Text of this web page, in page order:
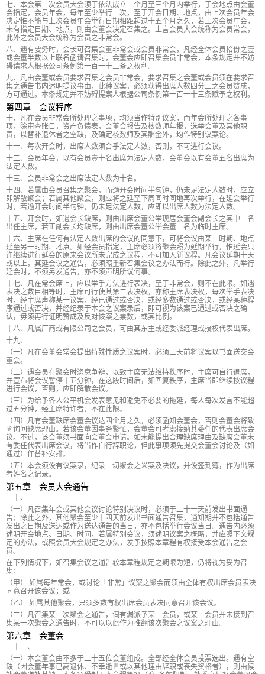
七、本会第一次会员大会须于依法成立一个月至三个月内举行，于会地点由会董
会指定，会员年会，每年至少举行一次，至于开会日期、地点，由上次会员年会
决定惟不能与上次会员年会举行日期相距超过十五个月之久，若上次会员年会，
未有指定日期、地点，则由会董会决定召集之。上言会员大会统称为会员常会，
此外之会员大会统称为会员之非常会。
八、遇有要务时，会长可召集会董非常会或会员非常会，凡经全体会员拾份之壹
或会董半数以上联名函请召集时，会董会应即召集会员非常会，本条规定并不妨
碍请求人根据公司条例第一百一十三条之权利。
九、凡由会董或会员要求召集之会员非常会，要求召集之会董或会员须在要求召
集之通告书内述明提议事由，此种议案，必须获得出席人数四分三之会员赞成，
方可通过。本条规定并不妨碍提案人根据公司条例第一百一十三条赋予之权利。
第四章 会议程序
十、凡在会员非常会所处理之事项，均须当作特别议案，而年会所处理之各事
项，除审查账目，资产负债表，会董会报告及核数师年报，选举会董及其他职
员，以替补退休者之空缺，及确定核数师及其酬金外，均作特别议案论。
十一、每次开会时，出席人数须合乎法定人数，否则，不可进行会议。
十二、会员年会，以有会员壹十名出席为法定人数，会董会以有会董五名出席为
法定人数。
十三、会员非常会之出席法定人数为十名。
十四、若属由会员召集之聚会，而逾开会时间半句钟，仍未足法定人数时，应立
即解散聚会；若属其他聚会，则应将之延至下周同时同地再次举行，在延会举行
时，若逾开会时间半句钟，仍未足法定人数，应即以出席人数为法定人数。
十五、开会时，如遇会长缺席，则由出席会董公举现居会董会副会长之其中一名
出任主席，若正副会长均缺席，则由出席会董公举会董一名为临时主席。
十六、主席在任何有法定人数出席的会议的同意下，可将会议由某一时期、地点
延至另一时期、地点。如经会员指定，主席必须将聚会照为延期举行，惟延会只
许继续进行延会的原来会议所未完成之议程，不可加入新议程。凡会议延期十天
或以上，其延会议之通告，必须照重新召集会议之办法而行。除此之外，凡举行
延会时，不须另发通告，亦不须声明所议何事。
十七、凡在常会席上，应以举手方法进行表决，至于非常会，则不在此限。如遇
表决之数目相等时，主席可行使其第二表决权，亦称主席表决权，每次举手表决
时，经主席声称某一议案，经已通过或否决，或经多数通过或否决，或经某种程
序通过或否决，并经纪录于本会之议案录后，即可视为该案已通过或否决之确
认，毋须再行证明赞成及反对该案之票数，或其比例。
十八、凡属厂商或有限公司之会员，可由其东主或经委派经理或授权代表出席。
十九、
（一）凡在会董会常会提出特殊性质之议案时，必须三天前将议案以书面送交会
董会。
（二）遇会员在聚会时恣意争辩，以致主席无法维持秩序时，主席可自行退席，
并宣布将会议暂停十五分钟，在这段时间后，如回复秩序，主席当即继续按议程
进行会议，否则，应即解散会议。
（三）为给予各人公平机会发表意见和避免不必要的拖延，每人每次发言不能超
过五分钟，经主席特许者，不在此限。
（四）凡有会董缺席会董会议达四个月之久，必须函知会董会，否则会董会将致
函询问缺席理由。若该会董因事务繁忙，会董会可考虑接纳其委任的代表出席会
议。不过，该会董须书面向会董会申请。如未能提出合理缺席理由及缺席会董未
有委任代表出席会议，将当作自行辞职论，但此事项须先提交会董会讨论及（如
通过）作替补安排。
（五）本会须设有议案录，纪录一切聚会之义案及决议，并设签到簿，作为出席
者姓名之记录。
第五章 会员大会通告
二十、
（一）凡召集年会或其他会议讨论特别决议时，必须于二十一天前发出书面通
告；除此之外，其他聚会至少十四天前发出书面通告召集，通知期并不包括通告
发出之日期及送达或作为送达通告的当日，亦不包括举行会议当日。通告内必须
述明开会地点、日期、时间，若属特别会议，须述明议案之概略，并应照下文规
定的办法，或照会员大会规定之办法，发予按照本章程有权接受本会通告之会
员。
在下列情况下，如召集会议之通告较本章程规定之期限为短，仍将视为妥为召
集：
（甲） 如属每年常会，或讨论「非常」议案之聚会而须由全体有权出席会员表决
同意召开该会议；或
（乙） 如属其他聚会，只须多数有权出席会员表决同意召开该会议。
（二）凡召集某一次聚会之通告，偶有漏派予某一会员，或某一会员并未接到召
集某一次聚会之通告时，不可以以此作为推翻该次聚会之议案之理由。
第六章 会董会
二十一、
（一）本会董会由不多于二十五位会董组成。全部经全体会员投票选出。遇有空
缺（因会董年事已高退休、不幸逝世或以其他理由辞职或丧失资格者），则由候